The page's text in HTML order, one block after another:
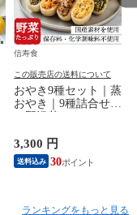
信寿食
この販売店の送料について
おやき9種セット｜蒸
おやき｜9種詰合せ
んこ・なす・切干大
根・にら・かぼち
ゃ）｜エコ包装｜送
3,300 円
送料込み 30
ランキングをもっと見る